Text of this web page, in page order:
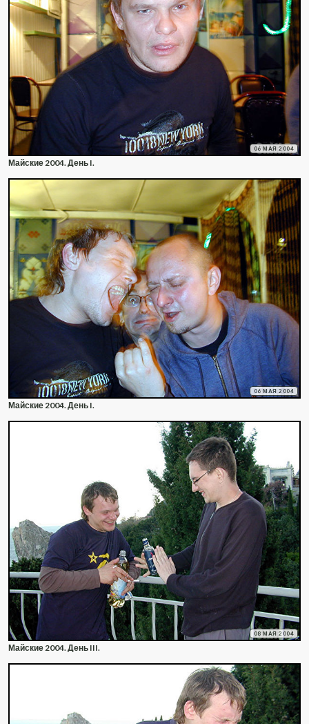
06 МАЯ 2004
Майские 2004. День I.
06 МАЯ 2004
Майские 2004. День I.
08 МАЯ 2004
Майские 2004. День III.